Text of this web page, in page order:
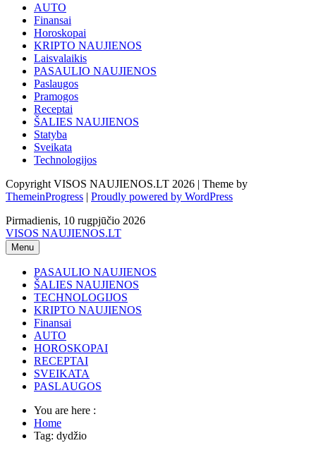
AUTO
Finansai
Horoskopai
KRIPTO NAUJIENOS
Laisvalaikis
PASAULIO NAUJIENOS
Paslaugos
Pramogos
Receptai
ŠALIES NAUJIENOS
Statyba
Sveikata
Technologijos
Copyright VISOS NAUJIENOS.LT 2026 | Theme by
ThemeinProgress | Proudly powered by WordPress
Pirmadienis, 10 rugpjūčio 2026
VISOS NAUJIENOS.LT
Menu
PASAULIO NAUJIENOS
ŠALIES NAUJIENOS
TECHNOLOGIJOS
KRIPTO NAUJIENOS
Finansai
AUTO
HOROSKOPAI
RECEPTAI
SVEIKATA
PASLAUGOS
You are here :
Home
Tag: dydžio